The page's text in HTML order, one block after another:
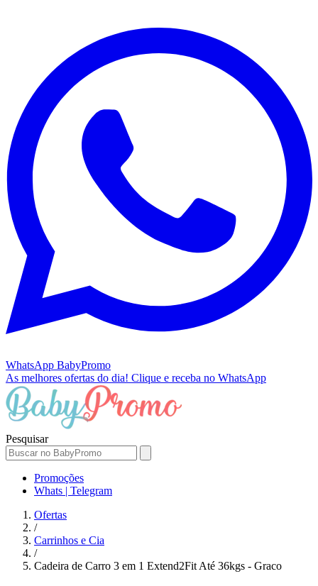
WhatsApp BabyPromo
As melhores ofertas do dia! Clique e receba no WhatsApp
Pesquisar
Promoções
Whats | Telegram
Ofertas
/
Carrinhos e Cia
/
Cadeira de Carro 3 em 1 Extend2Fit Até 36kgs - Graco